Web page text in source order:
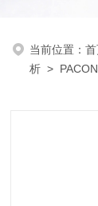
当前位置：
析 >